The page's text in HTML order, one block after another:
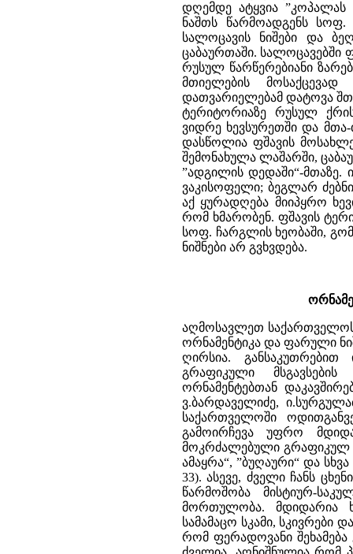
დღემდე ატყვია ”კოპალას
ნაშთს წარმოადგენს სოფ.
სალოცავის ნიშები და
ცაბაურთაში. სალოცავებში
რუსულ წარწერებიანი
მთიელების
დათვარიელებამ დატოვა
ტერიტორიაზე რუსულ
ვიდრე ხევსურეთში და
დასწოლია ფშავის
შემონახულა ლაშარში,
”ადგილის დედაში“-მთაზე.
ვაკისოფელი; ბეგლარ
აქ ყურადღება მიიპყრო
რომ ხმარობენ. ფშავის
სოფ. ჩარგლის ხეობაში,
ნიშნები არ გვხვდება.
აღმოსავლეთ საქართველოს მთიანეთი გამოირჩევა იმით, რომ აქაა შემონახული გეომეტრიული ორნამენტიკა და ფარული ნიშნები. ამ რეგიონში არსებული ორნამენტები ვფიქრობთ ყურადღების ღირსია. განსაკუთრებით ინტერესს იწვევს მათი ურთიერთკავშირი ფარულ ნიშნებთან, გრაფიკული მსგავსების შინაარსობრივი დადასტურება ან უარყოფა. გეომეტრიულ ორნამენტებთან დაკავშირებით ბევრი ქართველი მეცნიერი მუშაობდა, მათ შორის: გ.ჩიტაია, ვ.ბარდაველიძე, ი.სურგულაძე და სხვა. ყველა აღიარებს, რომ ”გეომეტრიული ორნამენტები საქართველოში ოდითგანვე იყო გავრცელებული“. ქსოვილის ორნამენტები (”ნაჭრელანი“) გამოირჩევა უფრო მდიდარი მრავალფეროვნებით, ხოლო ხეზე და ლითონზე უფრო მოკრძალებული გრაფიკულ ბარელიეფური გამოსახულებები გვხვდება სახელწოდებით ”ხუთაით ამაყრა“, ”ბუღაური“ და სხვა (ი.სურგულაძე. ”ქართული ხალხური ორნამენტის სიმბოლიკა“, გვ.24-33). ასევე, ძველი ჩანს ცხენის ლაგამ-ავშარის მოსართავზე შემონახული სიმბოლოები, რომლის წარმოშობა მისტიურ-საკულტო საბურველითაა დაფარული. ძირითადად ”სულის ცხენის“ მორთულობა. მდიდარია ხეზე ამოჭრილი ორნამენტები: საჭვრეთები, დედაბოძი, (კულა). სამამაცო სკამი, სკივრები და კიდობნების ზედაპირზე მხატვრული ჭრა. გამოთქმულია მოსაზრება, რომ ფერადოვანი შეხამება გვიანდელი პერიოდისაა, ხოლო გრაფიკული მოხაზულობა ძალიან ძველია. აღნიშნულია რომ პირაქეთ ხევსურეთში, ორნამენტები (”ნაჭრელა“) მკაცრი, დამჯდარი ფერებით გამოირჩევა. პირიქით ხევსურეთში და არხოტში ღია, ლაღი ფერებია. თუშეთშიც დამჯდარი, მუქი ფერებია. ყოველ ორნამენტს თავის დასახელება შემოუნახავს, როგორც ხევსურეთში, ისე თუშეთში. ქსოვილის და ხის ორნამენტებს საერთო ფიგურებიც ახასიათებს (ასტრალურ - კოსმოგონიური). ვფიქრობთ, რომ ხის ორნამენტები (ქართული დედაბოძის მორთულობა) არქაული პერიოდისაა. მასში კოსმოგონიური ხასიათი ჭარბობს. სამცხე - ჯავახეთში შემორჩენილი ქართული დედაბოძის საინტერესო ტიპი ანალოგიას პოულობს რაჭულ, ლაზურ და სხვა დედაბოძის სიმბოლოებთან. ქსოვილზე გასაკეთებელი ორნამენტები თავისი წეს-რიგით გამოირჩევა, მიმდევრობა განსაზღვრული და დაკანონებულია. ასევეა ფერების მხრივაც. მაგალითად, ხევსურულ ორნამენტებში ”მგზავრასთან“ კეთდებოდა ”თავნახარა“, მწვანე და შვინდისფერი მიღებული იყო გვერდ-გვერდით, შავი და ყვითელი ერთად, თეთრი და წითელი ერთად და სხვა. გრაფიკული ფიგურები ასევე წეს-რიგით იწყობოდა. მაგ.”კვერა“ და ”ხატული“ ხშირად ცენტრალური ფიგურებია, ხოლო, ”დაკავკაული‘’ (დატალღული) ორნამენტი ხშირად კიდურის (ნაპირის) მორთულობად ჩანს. აქ ყურადღება გამახვილებულია იმაზე, რომ ”ნაჭრელა“ ყოფილიყო მთლიანი და შეკრული. გრაფიკული ნიშნები- უფრო თვალსაჩინო და ”ფერი მიხმარებოდა მოხაზულობას გამოსაჩენად” (ვ.ბარდაველიძე, ”ხევსურული ორნამენტი“; გ.ჩიტაია, ”ორნამენტი“). მეცნიერებაში გამოთქმულია აზრი, რომ ”ნაჭრელა“ მომდინარეობს მაგარ საგანზე ამო-ჭრა-დან. ასევე ”ჭრა“ და ”წერა“ ძველ ქართულში პარალელურ გამოთქმებად მიიჩნეოდა. 183 საინტერესოა, რომ ზანურში (მეგრულ-ლაზურში) ”ჭარა” - წერას ნიშნავს. თუშური ხალიჩების და ფარდაგების მორთულობაში იგრძნობა ფარული ნიშნების გავლენა. მაგ. კვადრატის დიაგონალებზე ჩახატული ჯვარი, ვარსკვლავა, წრეები